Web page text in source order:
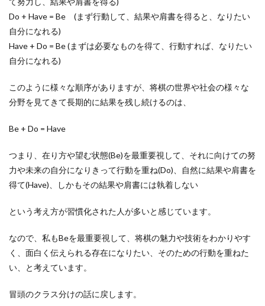
Do + Have = Be (まず行動して、結果や肩書を得ると、なりたい
自分になれる)
Have + Do = Be (まずは必要なものを得て、行動すれば、なりたい
自分になれる)
このように様々な順序がありますが、将棋の世界や社会の様々な
分野を見てきて長期的に結果を残し続けるのは、
Be + Do = Have
つまり、在り方や望む状態(Be)を最重要視して、それに向けての努
力や未来の自分になりきって行動を重ね(Do)、自然に結果や肩書を
得て(Have)、しかもその結果や肩書には執着しない
という考え方が習慣化された人が多いと感じています。
なので、私もBeを最重要視して、将棋の魅力や技術をわかりやす
く、面白く伝えられる存在になりたい、そのための行動を重ねた
い、と考えています。
冒頭のクラス分けの話に戻します。